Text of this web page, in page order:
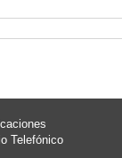
Telefónico